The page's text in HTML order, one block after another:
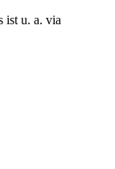
ist u. a. via